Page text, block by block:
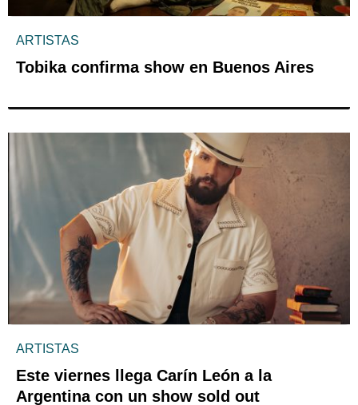
ARTISTAS
Tobika confirma show en Buenos Aires
ARTISTAS
Este viernes llega Carín León a la
Argentina con un show sold out